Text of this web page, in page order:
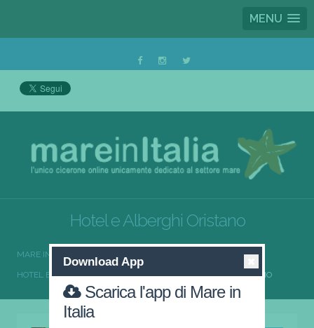
MENU
Hotel e Alberghi Oristano
MARE IN ITALIA
HOTEL E ALBERGHI SARDEGNA HOTEL E ALBERGHI ORISTANO
Download App
Scarica l'app di Mare in
Italia